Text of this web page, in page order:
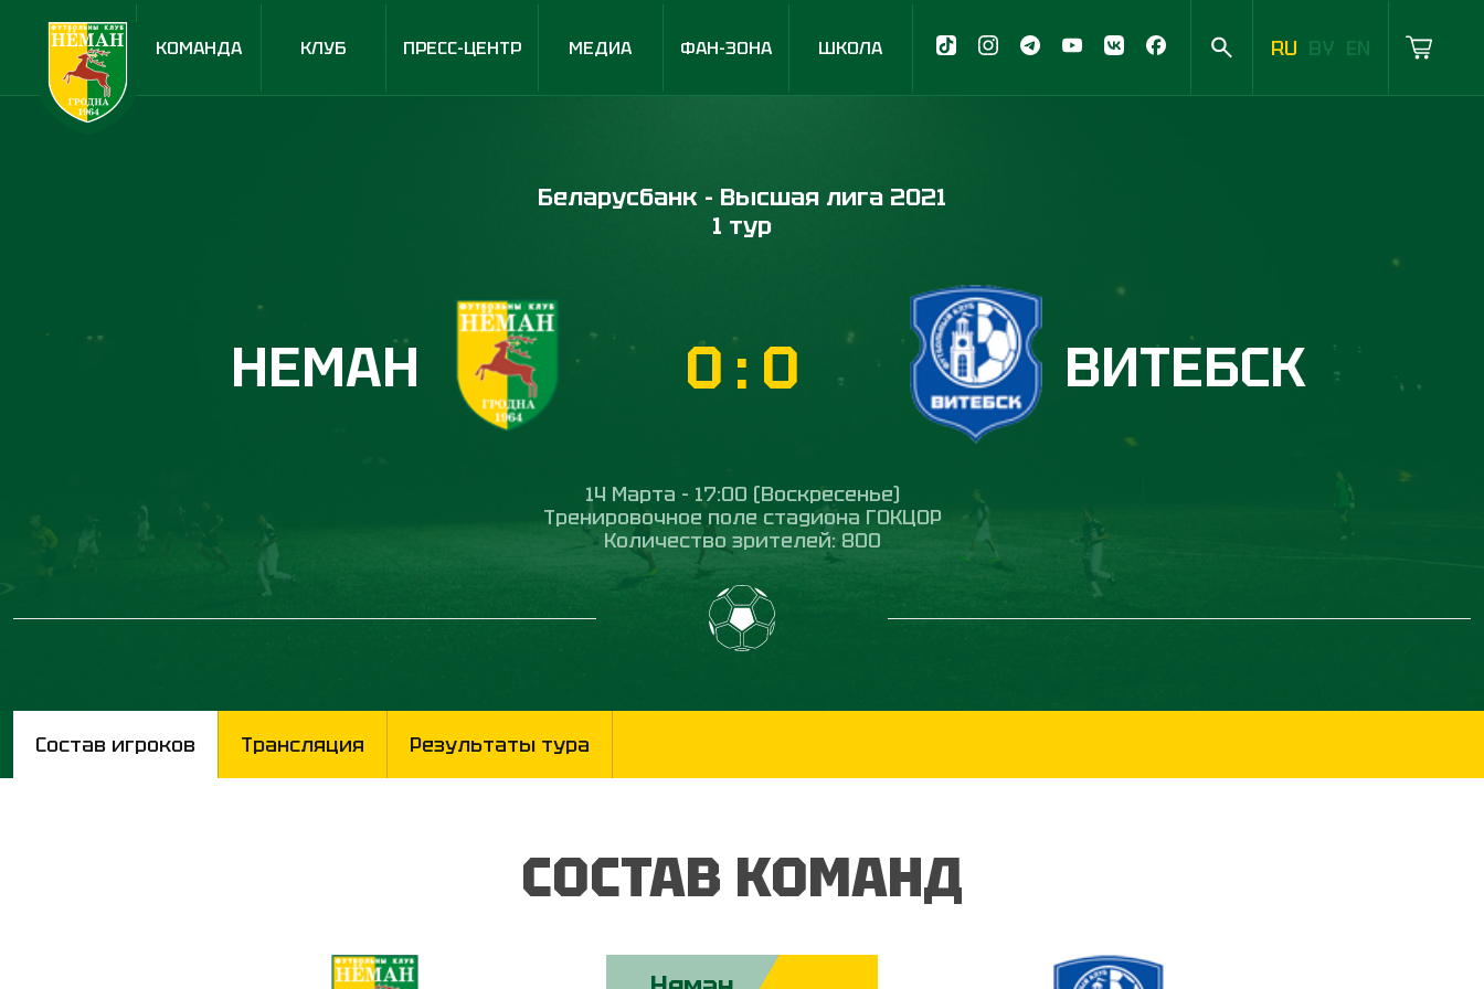
КОМАНДА КЛУБ ПРЕСС-ЦЕНТР МЕДИА ФАН-ЗОНА ШКОЛА RU BY EN
Беларусбанк - Высшая лига 2021
1 тур
НЕМАН 0: 0 ВИТЕБСК
14 Марта - 17:00 (Воскресенье)
Тренировочное поле стадиона ГОКЦОР
Количество зрителей: 800
Состав игроков Трансляция Результаты тура
СОСТАВ КОМАНД